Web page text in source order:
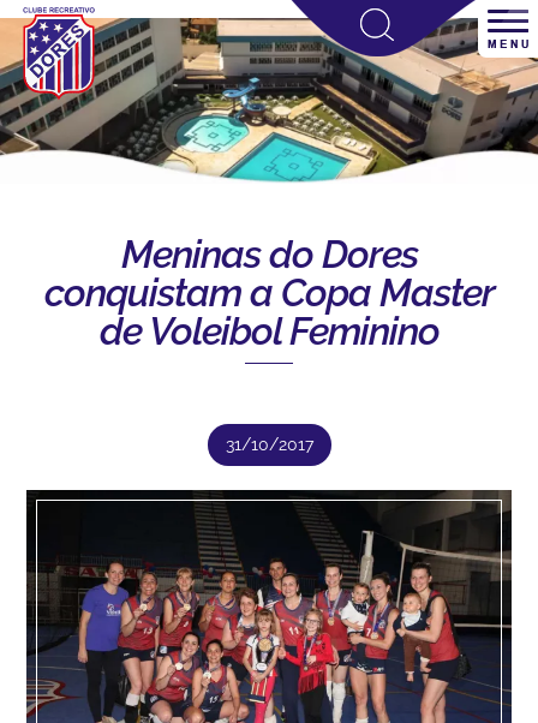
Meninas do Dores
conquistam a Copa Master
de Voleibol Feminino
31/10/2017